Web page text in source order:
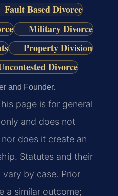
Fault Based Divorce
Military Divorce
Property Division
Divorce
and Founder.
page is for general
and does not
does it create an
Statutes and their
by case. Prior
a similar outcome;